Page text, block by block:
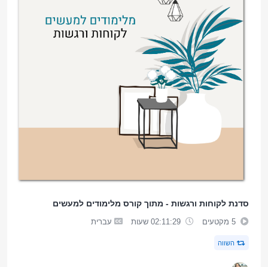
סדנת לקוחות ורגשות - מתוך קורס מלימודים למעשים
עברית
השווה